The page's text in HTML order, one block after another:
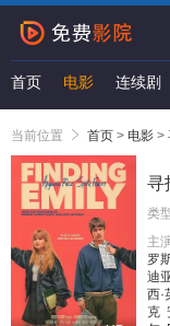
首页 电影 连续剧
当前位置 首页 > 电影 >
寻
类
主
罗
迪
西·
克